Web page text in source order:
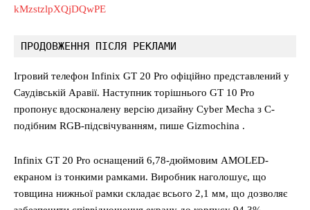
ПРОДОВЖЕННЯ ПІСЛЯ РЕКЛАМИ
Ігровий телефон Infinix GT 20 Pro офіційно представлений у
Саудівській Аравії. Наступник торішнього GT 10 Pro
пропонує вдосконалену версію дизайну Cyber ​​Mecha з C-
подібним RGB-підсвічуванням, пише Gizmochina .
Infinix GT 20 Pro оснащений 6,78-дюймовим AMOLED-
екраном із тонкими рамками. Виробник наголошує, що
товщина нижньої рамки складає всього 2,1 мм, що дозволяє